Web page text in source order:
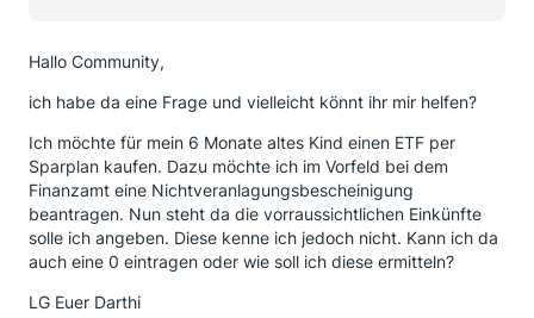
Hallo Community,
ich habe da eine Frage und vielleicht könnt ihr mir helfen?
Ich möchte für mein 6 Monate altes Kind einen ETF per
Sparplan kaufen. Dazu möchte ich im Vorfeld bei dem
Finanzamt eine Nichtveranlagungsbescheinigung
beantragen. Nun steht da die vorraussichtlichen Einkünfte
solle ich angeben. Diese kenne ich jedoch nicht. Kann ich da
auch eine 0 eintragen oder wie soll ich diese ermitteln?
LG Euer Darthi